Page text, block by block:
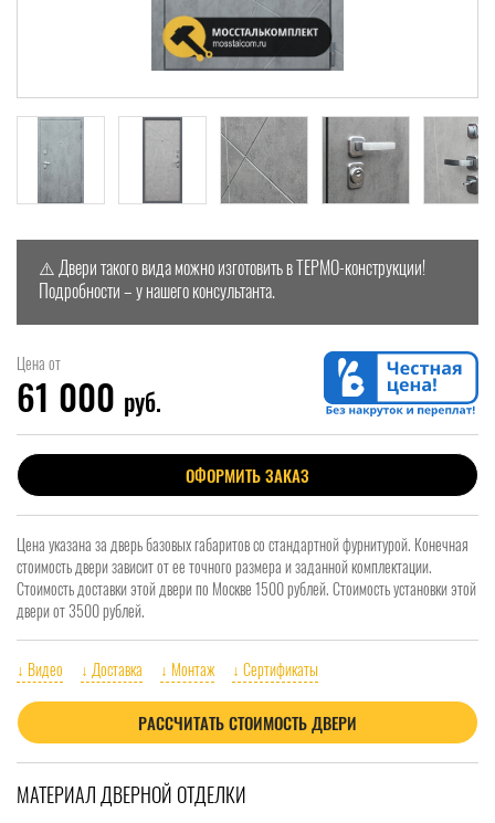
⚠️ Двери такого вида можно изготовить в ТЕРМО-конструкции!
Подробности – у нашего консультанта.
Цена от
61 000 руб.
ОФОРМИТЬ ЗАКАЗ
Цена указана за дверь базовых габаритов со стандартной фурнитурой. Конечная
стоимость двери зависит от ее точного размера и заданной комплектации.
Стоимость доставки этой двери по Москве 1500 рублей. Стоимость установки этой
двери от 3500 рублей.
↓ Видео ↓ Доставка ↓ Монтаж ↓ Сертификаты
РАССЧИТАТЬ СТОИМОСТЬ ДВЕРИ
МАТЕРИАЛ ДВЕРНОЙ ОТДЕЛКИ